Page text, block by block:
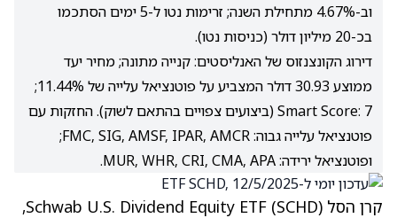
וב-4.67% מתחילת השנה; זרימות נטו ל-5 ימים הסתכמו
בכ-20 מיליון דולר (כניסות נטו).
דירוג הקונצנזוס של האנליסטים: קנייה מתונה; מחיר יעד
ממוצע 30.93 דולר המצביע על פוטנציאל עלייה של 11.44%;
Smart Score: 7 (ביצועים צפויים בהתאם לשוק). החזקות עם
פוטנציאל עלייה גבוה: FMC, SIG, AMSF, IPAR, AMCR;
ופוטנציאל ירידה: MUR, WHR, CRI, CMA, APA.
קרן הסל Schwab U.S. Dividend Equity ETF (SCHD),